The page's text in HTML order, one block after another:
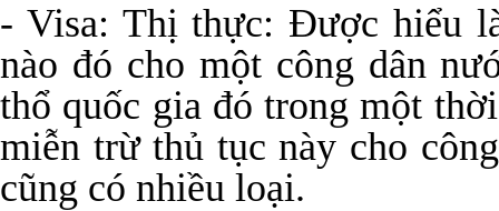
- Visa: Thị thực: Được hiểu
nào đó cho một công dân
thổ quốc gia đó trong một
miễn trừ thủ tục này cho
cũng có nhiều loại.